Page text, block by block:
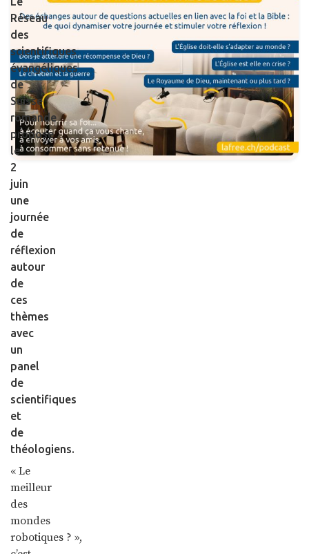
Réseau
des
scientifiques
évangéliques
de
Suisse
romande
propose
le
2
juin
une
journée
de
réflexion
autour
de
ces
thèmes
avec
un
panel
de
scientifiques
et
de
théologiens.
« Le
meilleur
des
mondes
robotiques ? »,